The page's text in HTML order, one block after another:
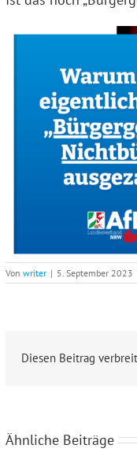
Von writer | 5. September 2023
Diesen Beitrag
Ähnliche Beiträge